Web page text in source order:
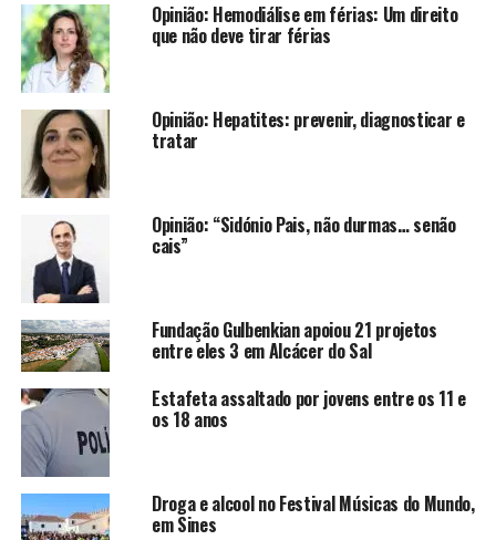
Opinião: Hemodiálise em férias: Um direito
que não deve tirar férias
Opinião: Hepatites: prevenir, diagnosticar e
tratar
Opinião: “Sidónio Pais, não durmas… senão
cais”
Fundação Gulbenkian apoiou 21 projetos
entre eles 3 em Alcácer do Sal
Estafeta assaltado por jovens entre os 11 e
os 18 anos
Droga e alcool no Festival Músicas do Mundo,
em Sines